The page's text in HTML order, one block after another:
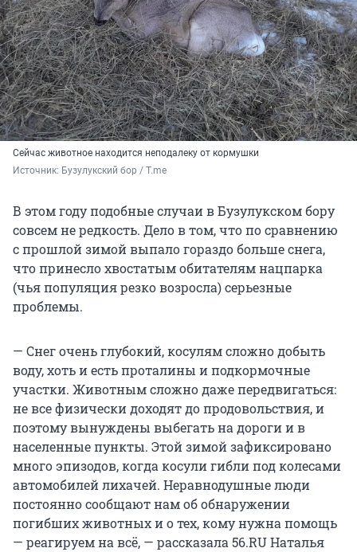
Сейчас животное находится неподалеку от кормушки
Источник: Бузулукский бор / T.me
В этом году подобные случаи в Бузулукском бору
совсем не редкость. Дело в том, что по сравнению
с прошлой зимой выпало гораздо больше снега,
что принесло хвостатым обитателям нацпарка
(чья популяция резко возросла) серьезные
проблемы.
— Снег очень глубокий, косулям сложно добыть
воду, хоть и есть проталины и подкормочные
участки. Животным сложно даже передвигаться:
не все физически доходят до продовольствия, и
поэтому вынуждены выбегать на дороги и в
населенные пункты. Этой зимой зафиксировано
много эпизодов, когда косули гибли под колесами
автомобилей лихачей. Неравнодушные люди
постоянно сообщают нам об обнаружении
погибших животных и о тех, кому нужна помощь
— реагируем на всё, — рассказала 56.RU Наталья